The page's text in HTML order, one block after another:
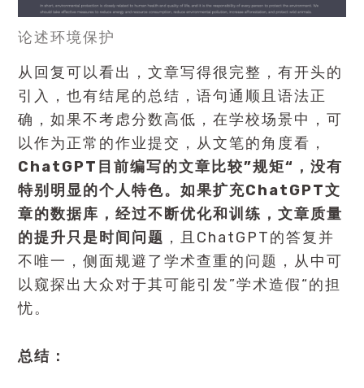
论述环境保护
从回复可以看出，文章写得很完整，有开头的
引入，也有结尾的总结，语句通顺且语法正
确，如果不考虑分数高低，在学校场景中，可
以作为正常的作业提交，从文笔的角度看，
ChatGPT目前编写的文章比较”规矩“，没有
特别明显的个人特色。如果扩充ChatGPT文
章的数据库，经过不断优化和训练，文章质量
的提升只是时间问题 ，且ChatGPT的答复并
不唯一，侧面规避了学术查重的问题，从中可
以窥探出大众对于其可能引发”学术造假“的担
忧。
总结：